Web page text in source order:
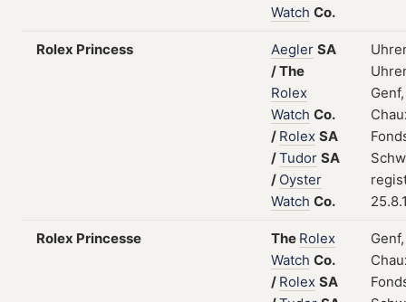
Watch Co.
Rolex Princess Aegler SA
/The
Rolex
Watch Co.
/ Rolex SA
/Tudor SA
/ Oyster
Watch Co.
Rolex Princesse The Rolex
Watch Co.
/ Rolex SA